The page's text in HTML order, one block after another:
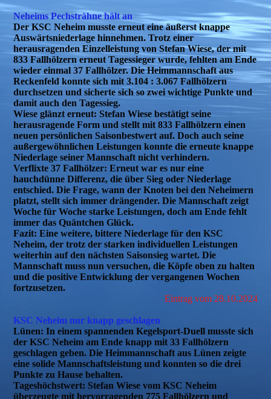
Neheims Pechsträhne hält an
Der KSC Neheim musste erneut eine äußerst knappe
Auswärtsniederlage hinnehmen. Trotz einer
herausragenden Einzelleistung von Stefan Wiese, der mit
833 Fallhölzern erneut Tagessieger wurde, fehlten am Ende
wieder einmal 37 Fallhölzer. Die Heimmannschaft aus
Reckenfeld konnte sich mit 3.104 : 3.067 Fallhölzern
durchsetzen und sicherte sich so zwei wichtige Punkte und
damit auch den Tagessieg.
Wiese glänzt erneut: Stefan Wiese bestätigt seine
herausragende Form und stellt mit 833 Fallhölzern einen
neuen persönlichen Saisonbestwert auf. Doch auch seine
außergewöhnlichen Leistungen konnte die erneute knappe
Niederlage seiner Mannschaft nicht verhindern.
Verflixte 37 Fallhölzer: Erneut war es nur eine
hauchdünne Differenz, die über Sieg oder Niederlage
entschied. Die Frage, wann der Knoten bei den Neheimern
platzt, stellt sich immer drängender. Die Mannschaft zeigt
Woche für Woche starke Leistungen, doch am Ende fehlt
immer das Quäntchen Glück.
Fazit: Eine weitere, bittere Niederlage für den KSC
Neheim, der trotz der starken individuellen Leistungen
weiterhin auf den nächsten Saisonsieg wartet. Die
Mannschaft muss nun versuchen, die Köpfe oben zu halten
und die positive Entwicklung der vergangenen Wochen
fortzusetzen.
Eintrag vom 28.10.2024
KSC Neheim nur knapp geschlagen
Lünen: In einem spannenden Kegelsport-Duell musste sich
der KSC Neheim am Ende knapp mit 33 Fallhölzern
geschlagen geben. Die Heimmannschaft aus Lünen zeigte
eine solide Mannschaftsleistung und konnten so die drei
Punkte zu Hause behalten.
Tageshöchstwert: Stefan Wiese vom KSC Neheim
überzeugte mit hervorragenden 775 Fallhölzern und